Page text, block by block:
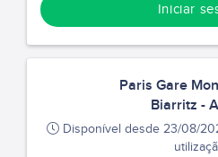
Iniciar
Paris Gare
Biarritz -
Disponível desde 23/08/